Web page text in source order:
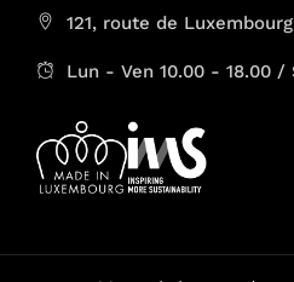
121, route de
Lun - Ven 10.00 - 18.00 /